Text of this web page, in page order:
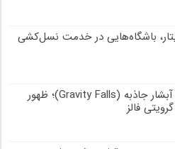
باشگاه‌هایی در خدمت نسل‌کشی
نقد انیمیشن آبشار جاذبه (Gravity Falls)؛ ظهور
فالز